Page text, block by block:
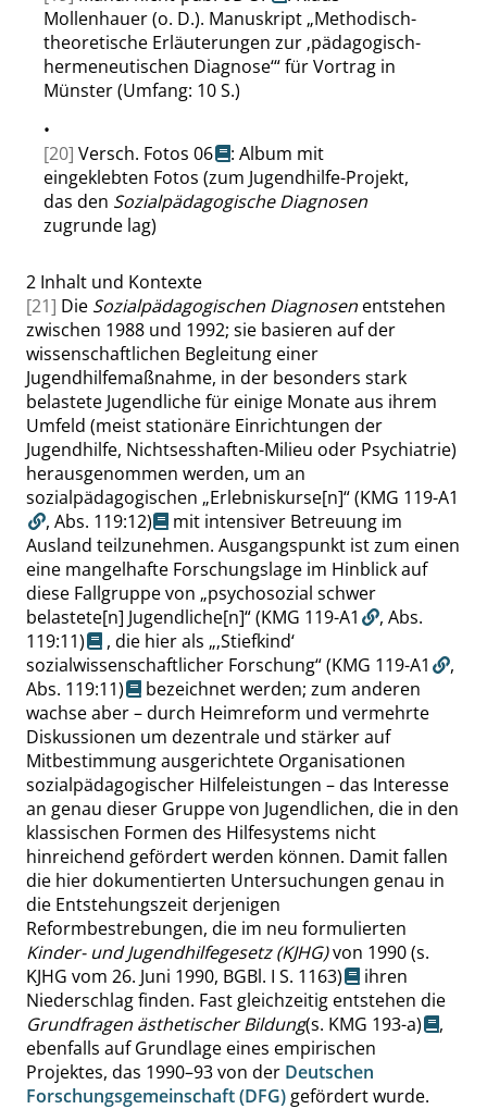
Mollenhauer (o. D.). Manuskript „Methodisch-
theoretische Erläuterungen zur ‚pädagogisch-
hermeneutischen Diagnose‘“für Vortrag in
Münster (Umfang: 10 S.)
•
[20] Versch. Fotos 06
: Album mit
eingeklebten Fotos (zum Jugendhilfe-Projekt,
das den Sozialpädagogische Diagnosen
zugrunde lag)
2 Inhalt und Kontexte
[21] Die Sozialpädagogischen Diagnosen entstehen
zwischen 1988 und 1992; sie basieren auf der
wissenschaftlichen Begleitung einer
Jugendhilfemaßnahme, in der besonders stark
belastete Jugendliche für einige Monate aus ihrem
Umfeld (meist stationäre Einrichtungen der
Jugendhilfe, Nichtsesshaften-Milieu oder Psychiatrie)
herausgenommen werden, um an
sozialpädagogischen „Erlebniskurse[n]“(KMG 119-A1
, Abs. 119:12)
mit intensiver Betreuung im
Ausland teilzunehmen. Ausgangspunkt ist zum einen
eine mangelhafte Forschungslage im Hinblick auf
diese Fallgruppe von „psychosozial schwer
belastete[n] Jugendliche[n]“(KMG 119-A1 , Abs.
119:11) , die hier als „‚Stiefkind‘
sozialwissenschaftlicher Forschung“(KMG 119-A1
,
Abs. 119:11)
bezeichnet werden; zum anderen
wachse aber – durch Heimreform und vermehrte
Diskussionen um dezentrale und stärker auf
Mitbestimmung ausgerichtete Organisationen
sozialpädagogischer Hilfeleistungen – das Interesse
an genau dieser Gruppe von Jugendlichen, die in den
klassischen Formen des Hilfesystems nicht
hinreichend gefördert werden können. Damit fallen
die hier dokumentierten Untersuchungen genau in
die Entstehungszeit derjenigen
Reformbestrebungen, die im neu formulierten
Kinder- und Jugendhilfegesetz (KJHG)von 1990(s.
KJHG vom 26. Juni 1990, BGBl. I S. 1163)
ihren
Niederschlag finden. Fast gleichzeitig entstehen die
Grundfragen ästhetischer Bildung(s. KMG 193-a)
,
ebenfalls auf Grundlage eines empirischen
Projektes, das 1990–93 von der Deutschen
Forschungsgemeinschaft (DFG) gefördert wurde.